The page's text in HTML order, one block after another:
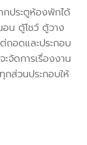
กประตูห้องพักได้
อน ตู้โชว์ ตู้วาง
ถอดและประกอบ
ะจัดการเรื่องงาน
กส่วนประกอบให้